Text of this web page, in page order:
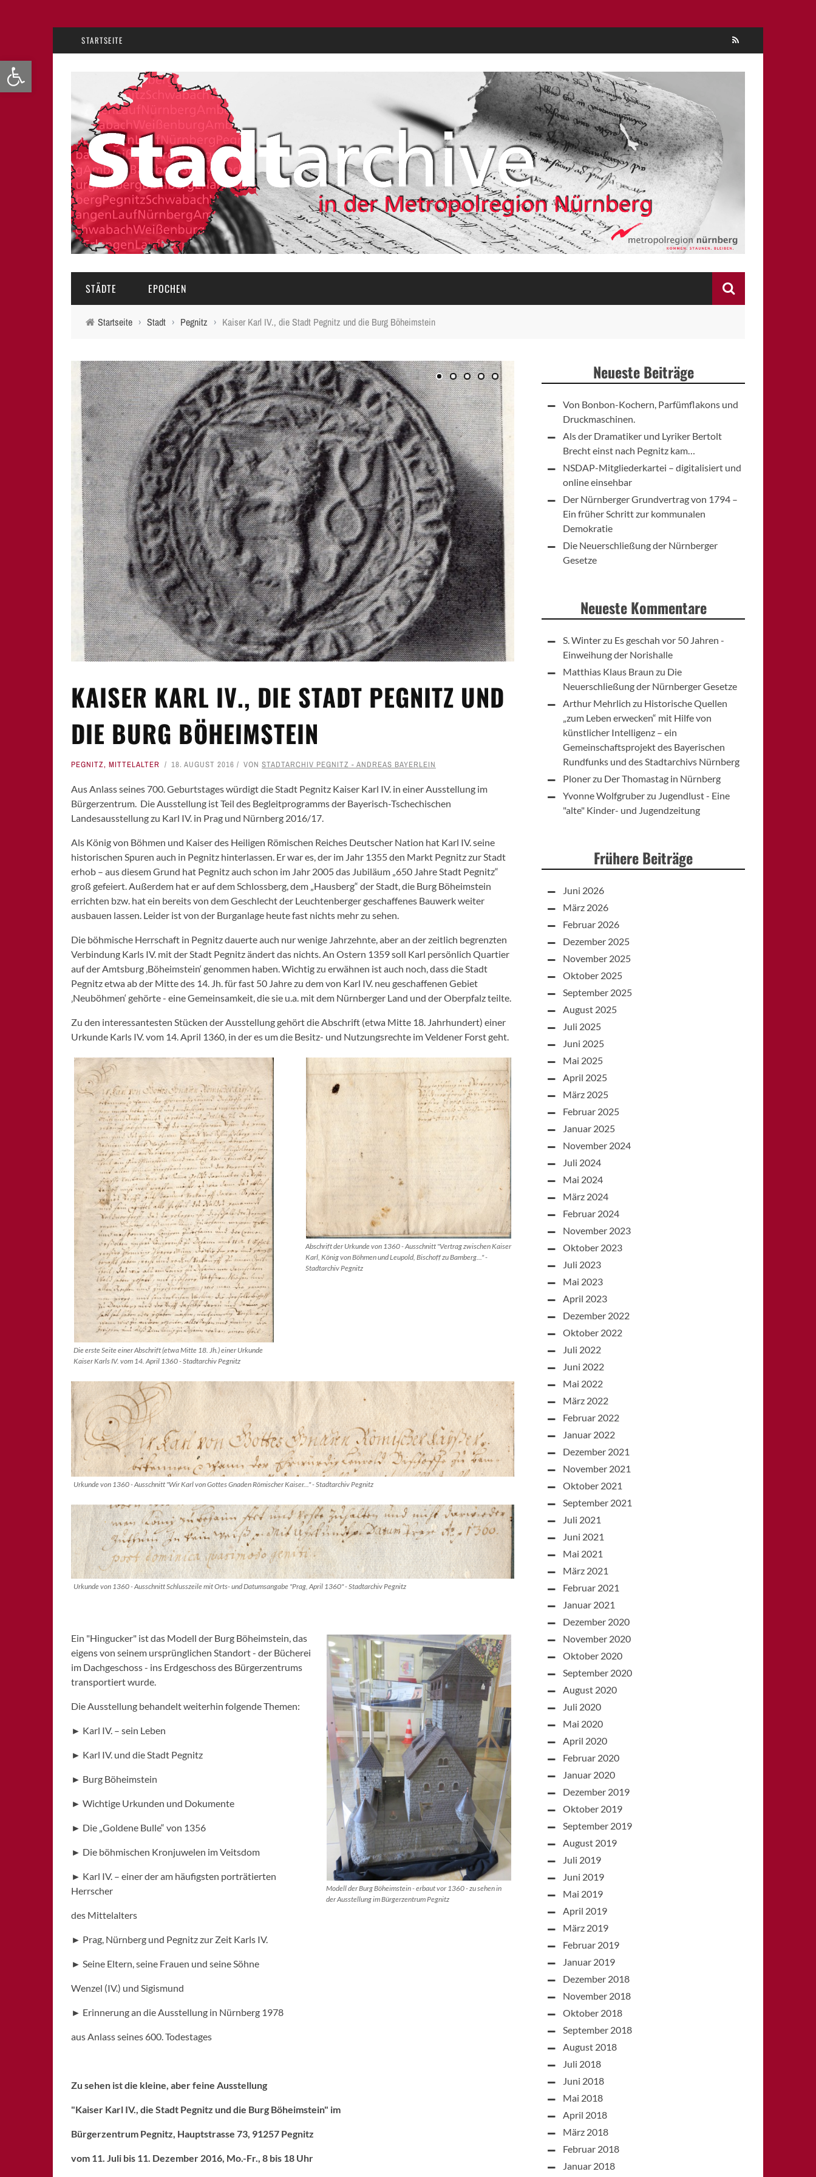
Werkzeugleiste öffnen
STARTSEITE
STÄDTE
BAMBERG
ERLANGEN
FÜRTH
LAUF A.D. PEGNITZ
NEUMARKT I.D.OPF.
NÜRNBERG
PEGNITZ
SCHWABACH
WEISSENBURG
ZIRNDORF
EPOCHEN
16.-18. JAHRHUNDERT
19. JAHRHUNDERT
20.-21. JAHRHUNDERT
Startseite › Stadt › Pegnitz › Kaiser Karl IV., die Stadt Pegnitz und die Burg Böheimstein
KAISER KARL IV., DIE STADT PEGNITZ UND
DIE BURG BÖHEIMSTEIN
PEGNITZ, MITTELALTER 18. AUGUST 2016 VON STADTARCHIV PEGNITZ - ANDREAS BAYERLEIN
Aus Anlass seines 700. Geburtstages würdigt die Stadt Pegnitz Kaiser Karl IV. in einer Ausstellung im
Bürgerzentrum. Die Ausstellung ist Teil des Begleitprogramms der Bayerisch-Tschechischen
Landesausstellung zu Karl IV. in Prag und Nürnberg 2016/17.
Als König von Böhmen und Kaiser des Heiligen Römischen Reiches Deutscher Nation hat Karl IV. seine
historischen Spuren auch in Pegnitz hinterlassen. Er war es, der im Jahr 1355 den Markt Pegnitz zur Stadt
erhob – aus diesem Grund hat Pegnitz auch schon im Jahr 2005 das Jubiläum „650 Jahre Stadt Pegnitz“
groß gefeiert. Außerdem hat er auf dem Schlossberg, dem „Hausberg“ der Stadt, die Burg Böheimstein
errichten bzw. hat ein bereits von dem Geschlecht der Leuchtenberger geschaffenes Bauwerk weiter
ausbauen lassen. Leider ist von der Burganlage heute fast nichts mehr zu sehen.
Die böhmische Herrschaft in Pegnitz dauerte auch nur wenige Jahrzehnte, aber an der zeitlich begrenzten
Verbindung Karls IV. mit der Stadt Pegnitz ändert das nichts. An Ostern 1359 soll Karl persönlich Quartier
auf der Amtsburg ‚Böheimstein‘ genommen haben. Wichtig zu erwähnen ist auch noch, dass die Stadt
Pegnitz etwa ab der Mitte des 14. Jh. für fast 50 Jahre zu dem von Karl IV. neu geschaffenen Gebiet
‚Neuböhmen‘ gehörte - eine Gemeinsamkeit, die sie u.a. mit dem Nürnberger Land und der Oberpfalz teilte.
Zu den interessantesten Stücken der Ausstellung gehört die Abschrift (etwa Mitte 18. Jahrhundert) einer
Urkunde Karls IV. vom 14. April 1360, in der es um die Besitz- und Nutzungsrechte im Veldener Forst geht.
Abschrift der Urkunde von 1360 - Ausschnitt "Vertrag zwischen Kaiser
Karl, König von Böhmen und Leupold, Bischoff zu Bamberg..." -
Stadtarchiv Pegnitz
Die erste Seite einer Abschrift (etwa Mitte 18. Jh.) einer Urkunde
Kaiser Karls IV. vom 14. April 1360 - Stadtarchiv Pegnitz
Urkunde von 1360 - Ausschnitt "Wir Karl von Gottes Gnaden Römischer Kaiser..." - Stadtarchiv Pegnitz
Urkunde von 1360 - Ausschnitt Schlusszeile mit Orts- und Datumsangabe "Prag, April 1360" - Stadtarchiv Pegnitz
Modell der Burg Böheimstein - erbaut vor 1360 - zu sehen in
der Ausstellung im Bürgerzentrum Pegnitz
Ein "Hingucker" ist das Modell der Burg Böheimstein, das
eigens von seinem ursprünglichen Standort - der Bücherei
im Dachgeschoss - ins Erdgeschoss des Bürgerzentrums
transportiert wurde.
Die Ausstellung behandelt weiterhin folgende Themen:
► Karl IV. – sein Leben
► Karl IV. und die Stadt Pegnitz
► Burg Böheimstein
► Wichtige Urkunden und Dokumente
► Die „Goldene Bulle“ von 1356
► Die böhmischen Kronjuwelen im Veitsdom
► Karl IV. – einer der am häufigsten porträtierten
Herrscher
des Mittelalters
► Prag, Nürnberg und Pegnitz zur Zeit Karls IV.
► Seine Eltern, seine Frauen und seine Söhne
Wenzel (IV.) und Sigismund
► Erinnerung an die Ausstellung in Nürnberg 1978
aus Anlass seines 600. Todestages
Zu sehen ist die kleine, aber feine Ausstellung
"Kaiser Karl IV., die Stadt Pegnitz und die Burg Böheimstein" im
Bürgerzentrum Pegnitz, Hauptstrasse 73, 91257 Pegnitz
vom 11. Juli bis 11. Dezember 2016, Mo.-Fr., 8 bis 18 Uhr
Neueste Beiträge
Von Bonbon-Kochern, Parfümflakons und
Druckmaschinen.
Als der Dramatiker und Lyriker Bertolt
Brecht einst nach Pegnitz kam…
NSDAP-Mitgliederkartei – digitalisiert und
online einsehbar
Der Nürnberger Grundvertrag von 1794 –
Ein früher Schritt zur kommunalen
Demokratie
Die Neuerschließung der Nürnberger
Gesetze
Neueste Kommentare
S. Winterzu Es geschah vor 50 Jahren -
Einweihung der Norishalle
Matthias Klaus Braun zu Die
Neuerschließung der Nürnberger Gesetze
Arthur Mehrlich zu Historische Quellen
„zum Leben erwecken“ mit Hilfe von
künstlicher Intelligenz – ein
Gemeinschaftsprojekt des Bayerischen
Rundfunks und des Stadtarchivs Nürnberg
Plonerzu Der Thomastag in Nürnberg
Yvonne Wolfgruberzu Jugendlust - Eine
"alte" Kinder- und Jugendzeitung
Frühere Beiträge
Juni 2026
März 2026
Februar 2026
Dezember 2025
November 2025
Oktober 2025
September 2025
August 2025
Juli 2025
Juni 2025
Mai 2025
April 2025
März 2025
Februar 2025
Januar 2025
November 2024
Juli 2024
Mai 2024
März 2024
Februar 2024
November 2023
Oktober 2023
Juli 2023
Mai 2023
April 2023
Dezember 2022
Oktober 2022
Juli 2022
Juni 2022
Mai 2022
März 2022
Februar 2022
Januar 2022
Dezember 2021
November 2021
Oktober 2021
September 2021
Juli 2021
Juni 2021
Mai 2021
März 2021
Februar 2021
Januar 2021
Dezember 2020
November 2020
Oktober 2020
September 2020
August 2020
Juli 2020
Mai 2020
April 2020
Februar 2020
Januar 2020
Dezember 2019
Oktober 2019
September 2019
August 2019
Juli 2019
Juni 2019
Mai 2019
April 2019
März 2019
Februar 2019
Januar 2019
Dezember 2018
November 2018
Oktober 2018
September 2018
August 2018
Juli 2018
Juni 2018
Mai 2018
April 2018
März 2018
Februar 2018
Januar 2018